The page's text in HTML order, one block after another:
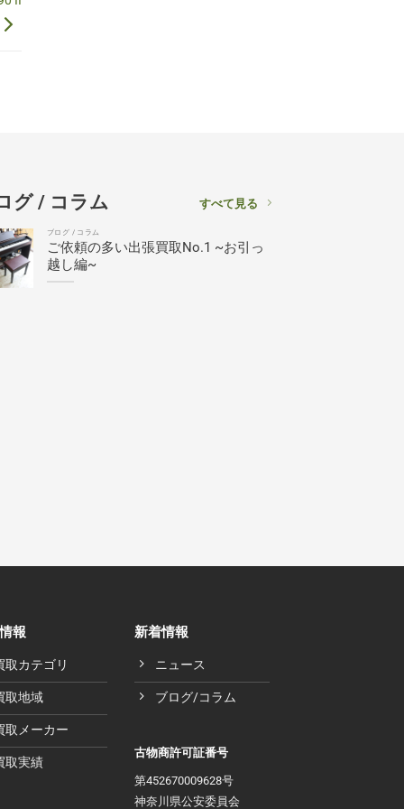
グ / コラム すべて見る
ブログ / コラム
ご依頼の多い出張買取No.1 ~お引っ
越し編~
報
取カテゴリ
取地域
取メーカー
取実績
新着情報
ニュース
ブログ/コラム
古物商許可証番号
第452670009628号
神奈川県公安委員会